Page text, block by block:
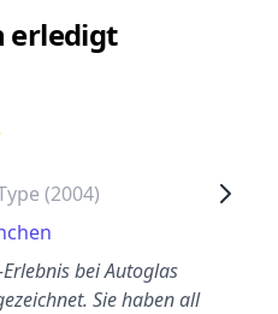
erledigt
(2004)
bei Autoglas
Sie haben all